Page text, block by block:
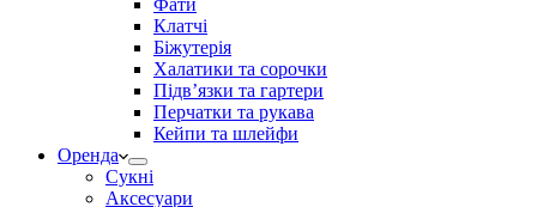
Фати
Клатчі
Біжутерія
Халатики та сорочки
Підвʼязки та гартери
Перчатки та рукава
Кейпи та шлейфи
Оренда
Сукні
Аксесуари